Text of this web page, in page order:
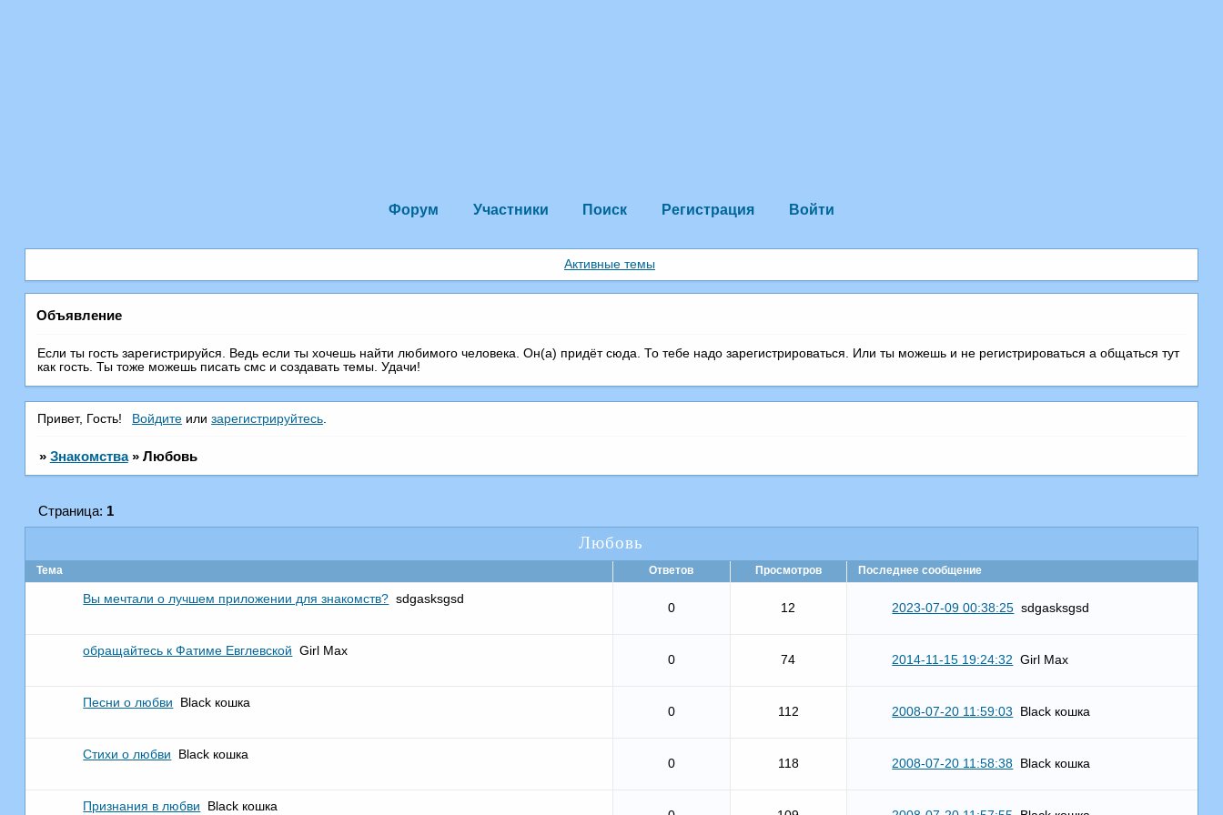
Форум Участники Поиск Регистрация Войти
Активные темы
Объявление
Если ты гость зарегистрируйся. Ведь если ты хочешь найти любимого человека. Он(а) придёт сюда. То тебе надо зарегистрироваться. Или ты можешь и не регистрироваться а общаться тут
как гость. Ты тоже можешь писать смс и создавать темы. Удачи!
Привет, Гость! Войдите илизарегистрируйтесь
» Знакомства » Любовь
Любовь
Страница: 1
Тема Ответов Просмотров Последнее сообщение
Вы мечтали о лучшем приложении для знакомств? sdgasksgsd
0 12 2023-07-09 00:38:25 sdgasksgsd
обращайтесь к Фатиме Евглевской Girl Max
0 74 2014-11-15 19:24:32 Girl Max
Песни о любви Black кошка
0 112 2008-07-20 11:59:03 Black кошка
Стихи о любви Black кошка
0 118 2008-07-20 11:58:38 Black кошка
Признания в любви Black кошка